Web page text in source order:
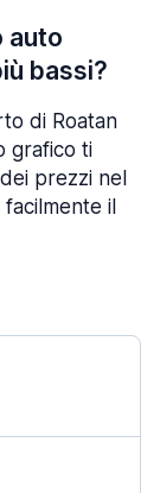
auto
bassi?
di Roatan
grafico ti
prezzi nel
il